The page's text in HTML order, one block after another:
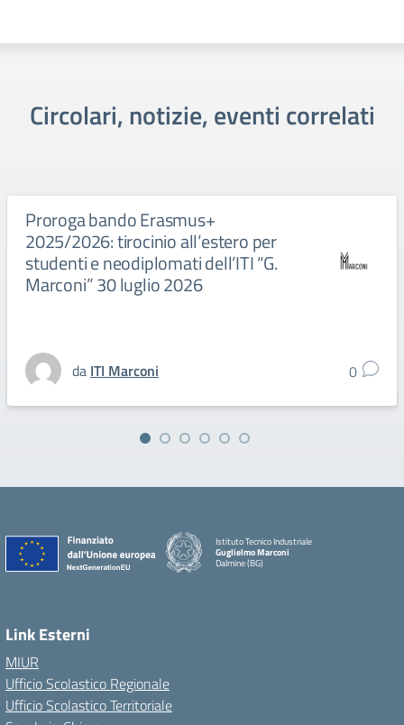
Circolari, notizie, eventi correlati
Proroga bando Erasmus+
2025/2026: tirocinio all’estero per
studenti e neodiplomati dell’ITI “G.
Marconi” 30 luglio 2026
da ITI Marconi 0
Istituto Tecnico Industriale
Guglielmo Marconi
Dalmine (BG)
Link Esterni
MIUR
Ufficio Scolastico Regionale
Ufficio Scolastico Territoriale